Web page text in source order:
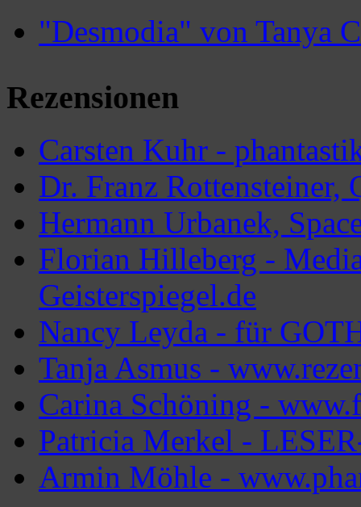
"Desmodia" von Tanya
Rezensionen
Carsten Kuhr -
Dr. Franz Rottensteiner,
Hermann Urbanek,
Florian Hilleberg -
Geisterspiegel.de
Nancy Leyda - für
Tanja Asmus -
Carina Schöning -
Patricia Merkel -
Armin Möhle -